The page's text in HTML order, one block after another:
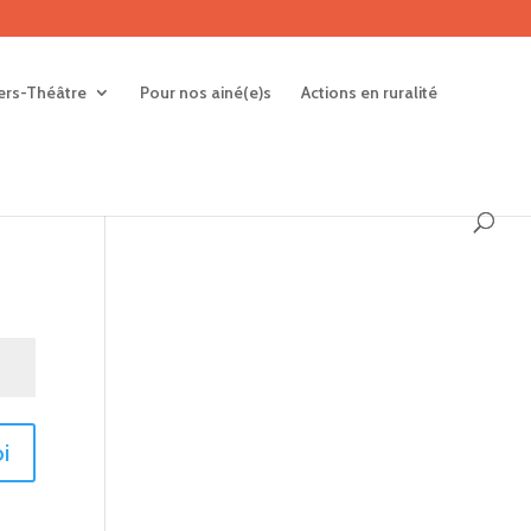
Théâtre Pour nos ainé(e)s Actions en ruralité